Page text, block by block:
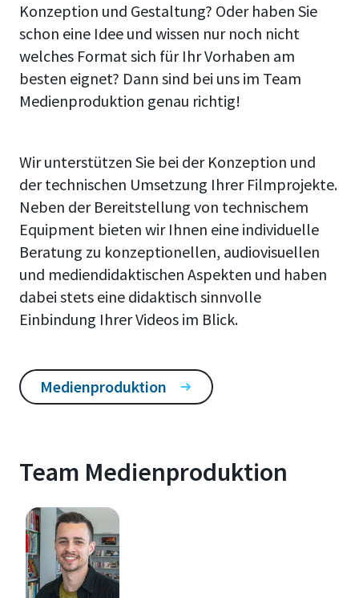
Konzeption und Gestaltung? Oder haben Sie
schon eine Idee und wissen nur noch nicht
welches Format sich für Ihr Vorhaben am
besten eignet? Dann sind bei uns im Team
Medienproduktion genau richtig!
Wir unterstützen Sie bei der Konzeption und
der technischen Umsetzung Ihrer Filmprojekte.
Neben der Bereitstellung von technischem
Equipment bieten wir Ihnen eine individuelle
Beratung zu konzeptionellen, audiovisuellen
und mediendidaktischen Aspekten und haben
dabei stets eine didaktisch sinnvolle
Einbindung Ihrer Videos im Blick.
Medienproduktion
Team Medienproduktion